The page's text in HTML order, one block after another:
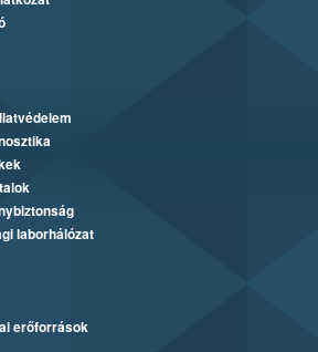
laborhálózat
erőforrások